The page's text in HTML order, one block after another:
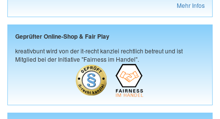
Mehr Infos
Geprüfter Online-Shop & Fair Play
kreativbunt wird von der it-recht kanzlei rechtlich betreut und ist
Mitglied bei der Initiative "Fairness im Handel".